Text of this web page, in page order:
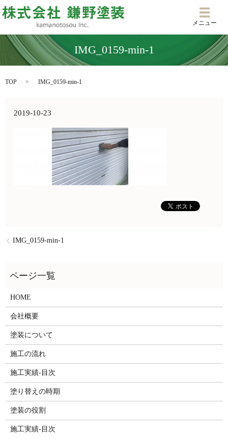
メニ
メニュー
IMG_0159-min-1
TOP IMG_0159-min-1
2019-10-23
IMG_0159-min-1
HOME
会社概要
塗装について
施工の流れ
施工実績-目次
塗り替えの時期
塗装の役割
施工実績-目次